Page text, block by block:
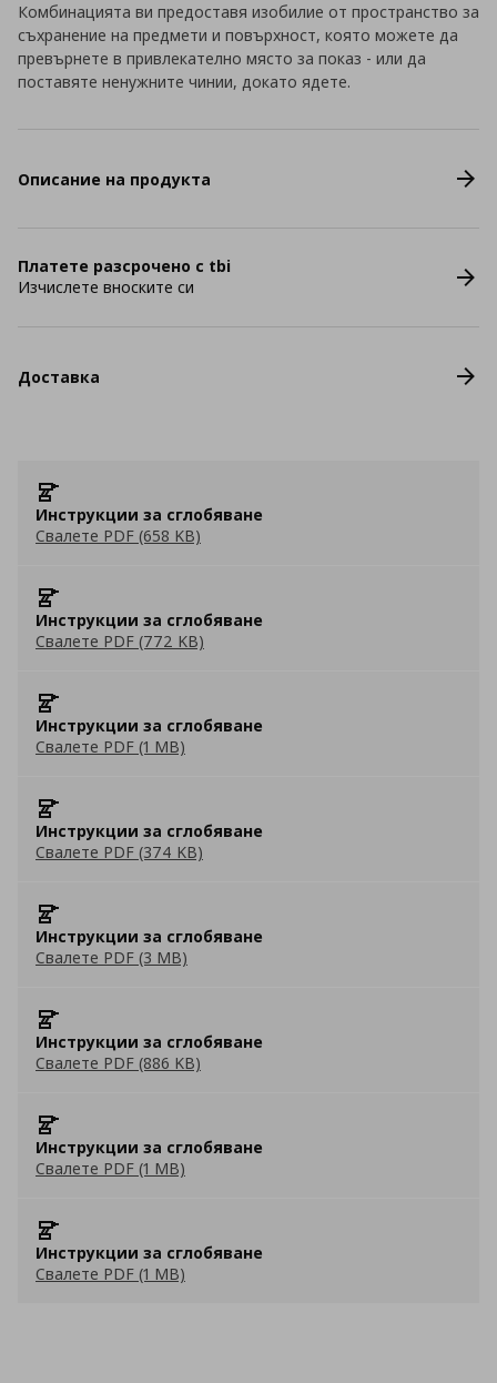
Комбинацията ви предоставя изобилие от пространство за
съхранение на предмети и повърхност, която можете да
превърнете в привлекателно място за показ - или да
поставяте ненужните чинии, докато ядете.
Описание на продукта
Платете разсрочено с tbi
Изчислете вноските си
Доставка
Инструкции за сглобяване
Свалете PDF (658 KB)
Инструкции за сглобяване
Свалете PDF (772 KB)
Инструкции за сглобяване
Свалете PDF (1 MB)
Инструкции за сглобяване
Свалете PDF (374 KB)
Инструкции за сглобяване
Свалете PDF (3 MB)
Инструкции за сглобяване
Свалете PDF (886 KB)
Инструкции за сглобяване
Свалете PDF (1 MB)
Инструкции за сглобяване
Свалете PDF (1 MB)